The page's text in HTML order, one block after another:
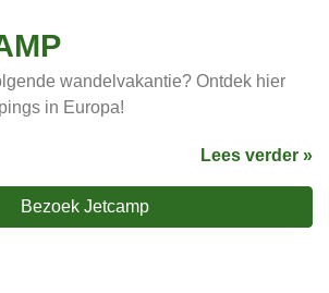
wandelvakantie? Ontdek hier
in Europa!
Lees verder »
Bezoek Jetcamp